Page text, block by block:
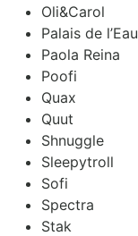
Oli&Carol
Palais de l’Eau
Paola Reina
Poofi
Quax
Quut
Shnuggle
Sleepytroll
Sofi
Spectra
Stak